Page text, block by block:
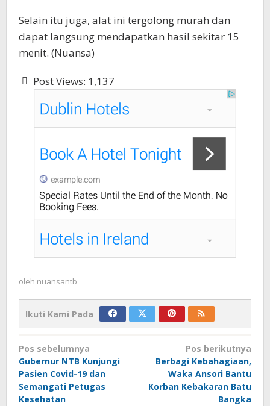
Selain itu juga, alat ini tergolong murah dan
dapat langsung mendapatkan hasil sekitar 15
menit. (Nuansa)
Post Views: 1,137
oleh nuansantb
Ikuti Kami Pada
Navigasi
pos
Pos sebelumnya
Gubernur NTB Kunjungi
Pasien Covid-19 dan
Semangati Petugas
Kesehatan
Pos berikutnya
Berbagi Kebahagiaan,
Waka Ansori Bantu
Korban Kebakaran Batu
Bangka